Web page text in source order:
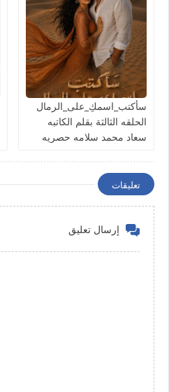
سأكتب_اسمكِ_على_الرمال
الحلقه الثالثة بقلم الكاتبه
سعاد محمد سلامه حصريه
تعليقات
إرسال تعليق